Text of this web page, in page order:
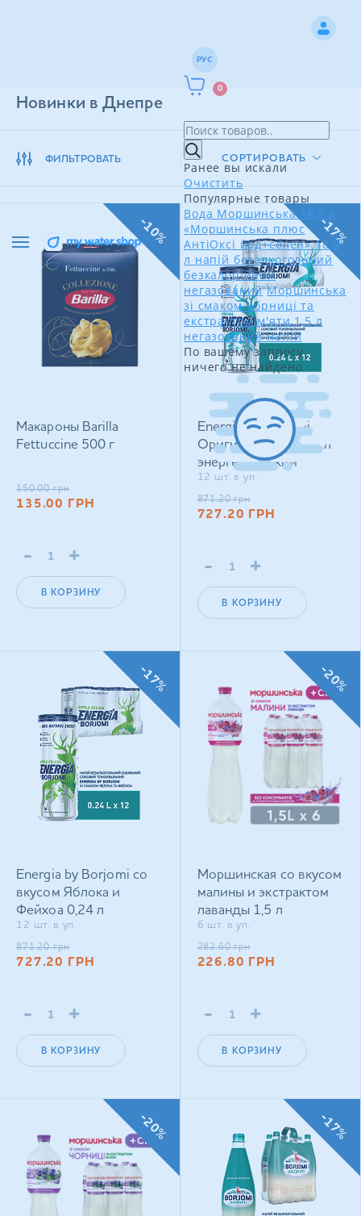
РУС
0
Ранее вы искали
Очистить
Популярные товары
Вода Моршинська 18,9 л
«Моршинська плюс
АнтіОксі йод+селен» 18,9
л напій безалкогольний
безкалорійний
негазований Моршинська
зі смаком чорниці та
екстрактом м'яти 1,5 л
негазований напій
По вашему запросу
ничего не найдено
Новинки в Днепре
ФИЛЬТРОВАТЬ СОРТИРОВАТЬ
Макароны Barilla
Fettuccine 500 г
150.00 грн
135.00 ГРН
- +
В КОРЗИНУ
-10%
Energia by Borjomi
Оригинальный 0,24 л
энергетический
сильногазированный
напиток
12 шт. в уп.
871.20 грн
727.20 ГРН
- +
В КОРЗИНУ
-17%
Energia by Borjomi со
вкусом Яблока и
Фейхоа 0,24 л
энергетический
сильногазированный
напиток
12 шт. в уп.
871.20 грн
727.20 ГРН
- +
В КОРЗИНУ
-17%
Моршинская со вкусом
малины и экстрактом
лаванды 1,5 л
негазированный
напиток
6 шт. в уп.
282.60 грн
226.80 ГРН
- +
В КОРЗИНУ
-20%
-20% -17%